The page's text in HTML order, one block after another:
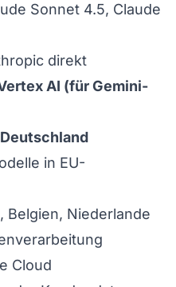
Sonnet 4.5, Claude
direkt
AI (für Gemini-
in EU-
Belgien, Niederlande
Cloud